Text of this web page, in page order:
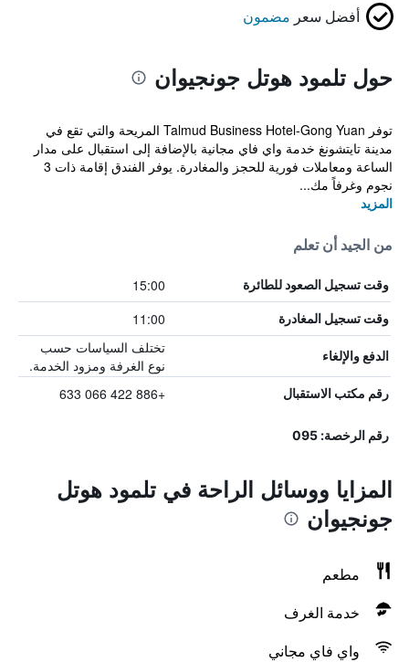
أفضل سعر مضمون
حول تلمود هوتل جونجيوان
توفر Talmud Business Hotel-Gong Yuan المريحة والتي تقع في
مدينة تايتشونغ خدمة واي فاي مجانية بالإضافة إلى استقبال على مدار
الساعة ومعاملات فورية للحجز والمغادرة. يوفر الفندق إقامة ذات 3
نجوم وغرفاً مك...
المزيد
من الجيد أن تعلم
وقت تسجيل الصعود للطائرة 15:00
وقت تسجيل المغادرة 11:00
الدفع والإلغاء
تختلف السياسات حسب
نوع الغرفة ومزود الخدمة.
رقم مكتب الاستقبال +886 422 066 633
رقم الرخصة: 095
المزايا ووسائل الراحة في تلمود هوتل
جونجيوان
مطعم
خدمة الغرف
واي فاي مجاني